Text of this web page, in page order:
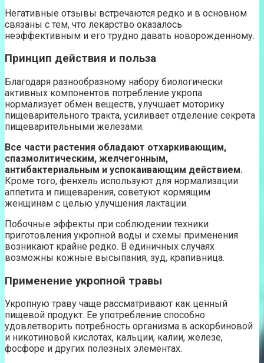
Негативные отзывы встречаются редко и в основном
связаны с тем, что лекарство оказалось
неэффективным и его трудно давать новорожденному.
Принцип действия и польза
Благодаря разнообразному набору биологически
активных компонентов потребление укропа
нормализует обмен веществ, улучшает моторику
пищеварительного тракта, усиливает отделение секрета
пищеварительными железами.
Все части растения обладают отхаркивающим,
спазмолитическим, желчегонным,
антибактериальным и успокаивающим действием.
Кроме того, фенхель используют для нормализации
аппетита и пищеварения, советуют кормящим
женщинам с целью улучшения лактации.
Побочные эффекты при соблюдении техники
приготовления укропной воды и схемы применения
возникают крайне редко. В единичных случаях
возможны кожные высыпания, зуд, крапивница.
Применение укропной травы
Укропную траву чаще рассматривают как ценный
пищевой продукт. Ее употребление способно
удовлетворить потребность организма в аскорбиновой
и никотиновой кислотах, кальции, калии, железе,
фосфоре и других полезных элементах.